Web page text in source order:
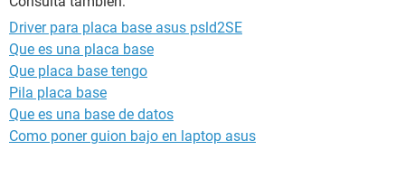
Driver para placa base asus psld2SE
Que es una placa base
Que placa base tengo
Pila placa base
Que es una base de datos
Como poner guion bajo en laptop asus